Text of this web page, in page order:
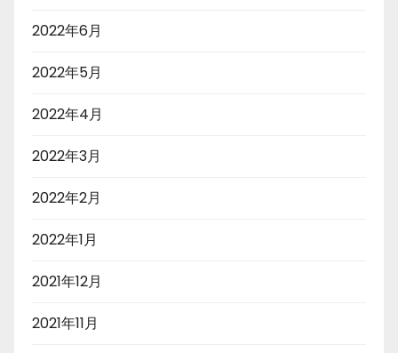
2022年6月
2022年5月
2022年4月
2022年3月
2022年2月
2022年1月
2021年12月
2021年11月